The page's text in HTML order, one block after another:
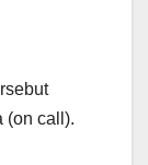
(on call).